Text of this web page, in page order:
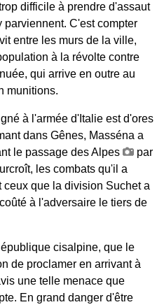
difficile à prendre d'assaut
parviennent. C'est compter
entre les murs de la ville,
à la révolte contre
qui arrive en outre au
munitions.
à l'armée d'Italie est d'ores
dans Gênes, Masséna a
le passage des Alpes
par
les combats qu'il a
ceux que la division Suchet a
à l'adversaire le tiers de
cisalpine, que le
de proclamer en arrivant à
une telle menace que
En grand danger d'être